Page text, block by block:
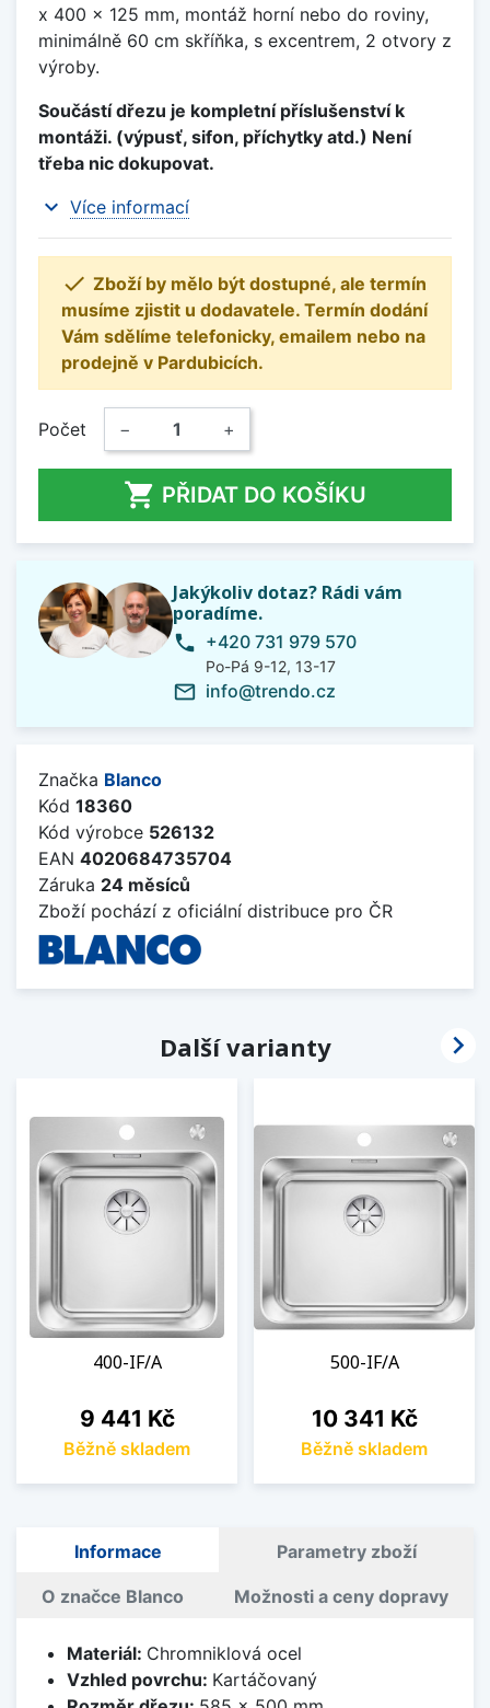
x 400 x 125 mm, montáž horní nebo do roviny,
minimálně 60 cm skříňka, s excentrem, 2 otvory z
výroby.
Součástí dřezu je kompletní příslušenství k
montáži. (výpusť, sifon, příchytky atd.) Není
třeba nic dokupovat.
expand_more Více informací
 Zboží by mělo být dostupné, ale termín
musíme zjistit u dodavatele. Termín dodání
Vám sdělíme telefonicky, emailem nebo na
prodejně v Pardubicích.
Počet − +
 PŘIDAT DO KOŠÍKU
Jakýkoliv dotaz? Rádi vám
poradíme.
phone +420 731 979 570
Po-Pá 9-12, 13-17
mail_outline info@trendo.cz
Značka Blanco
Kód 18360
Kód výrobce 526132
EAN 4020684735704
Záruka 24 měsíců
Zboží pochází z oficiální distribuce pro ČR
Další varianty
400-IF/A
Cena
9 441 Kč
Běžně skladem
500-IF/A
Cena
10 341 Kč
Běžně skladem

Informace Parametry zboží
O značce Blanco Možnosti a ceny dopravy
Materiál: Chromniklová ocel
Vzhled povrchu: Kartáčovaný